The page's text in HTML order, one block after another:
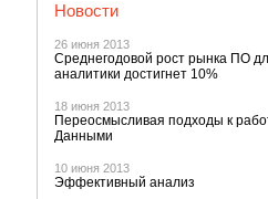
Новости
26 июня 2013
Среднегодовой рост рынка ПО
аналитики достигнет 10%
18 июня 2013
Переосмысливая подходы к
Данными
10 июня 2013
Эффективный анализ